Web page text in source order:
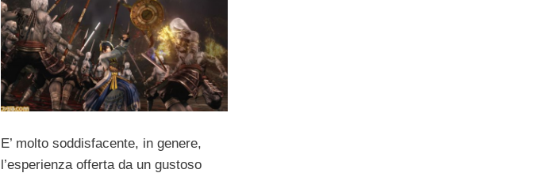
E’ molto soddisfacente, in genere,
l’esperienza offerta da un gustoso